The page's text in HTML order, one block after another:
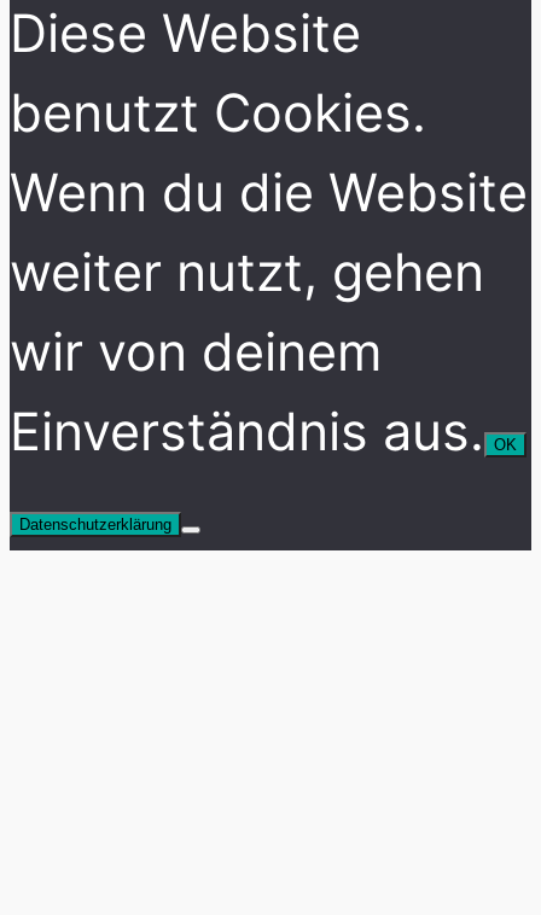
Diese Website
benutzt Cookies.
Wenn du die Website
weiter nutzt, gehen
wir von deinem
Einverständnis aus.
OK
Datenschutzerklärung